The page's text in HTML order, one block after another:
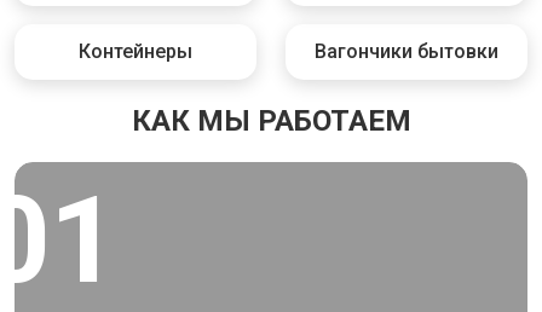
Контейнеры Вагончики бытовки
КАК МЫ РАБОТАЕМ